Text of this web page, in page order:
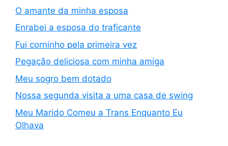
O amante da minha esposa
Enrabei a esposa do traficante
Fui corninho pela primeira vez
Pegação deliciosa com minha amiga
Meu sogro bem dotado
Nossa segunda visita a uma casa de swing
Meu Marido Comeu a Trans Enquanto Eu
Olhava